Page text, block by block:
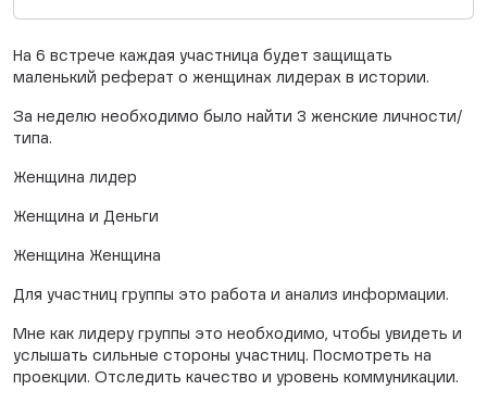
На 6 встрече каждая участница будет защищать
маленький реферат о женщинах лидерах в истории.
За неделю необходимо было найти 3 женские личности/
типа.
Женщина лидер
Женщина и Деньги
Женщина Женщина
Для участниц группы это работа и анализ информации.
Мне как лидеру группы это необходимо, чтобы увидеть и
услышать сильные стороны участниц. Посмотреть на
проекции. Отследить качество и уровень коммуникации.